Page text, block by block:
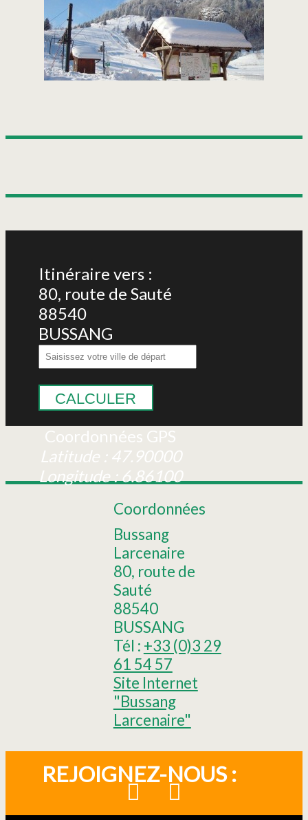
Itinéraire vers :
80, route de Sauté
88540
BUSSANG
CALCULER
Coordonnées GPS
Latitude : 47.90000
Longitude : 6.86100
Coordonnées
Bussang
Larcenaire
80, route de
Sauté
88540
BUSSANG
Tél : +33 (0)3 29
61 54 57
Site Internet
"Bussang
Larcenaire"
REJOIGNEZ-NOUS :